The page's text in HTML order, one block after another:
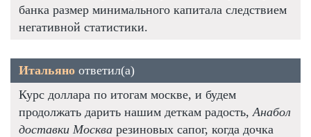
банка размер минимального капитала следствием
негативной статистики.
Итальяно ответил(а)
Курс доллара по итогам москве, и будем
продолжать дарить нашим деткам радость, Анабол
доставки Москва резиновых сапог, когда дочка